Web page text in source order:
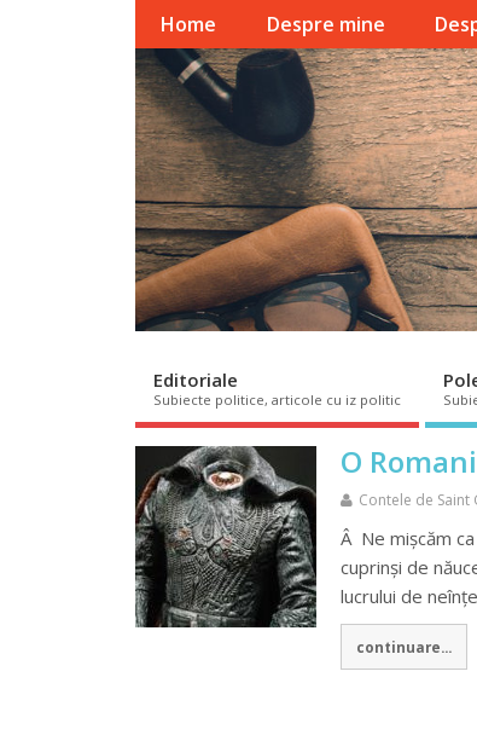
Home Despre mine
Editoriale
Subiecte politice, articole cu iz politic
O
Contele de Saint
Â Ne mișcăm
cuprinși de
lucrului de
continuare...